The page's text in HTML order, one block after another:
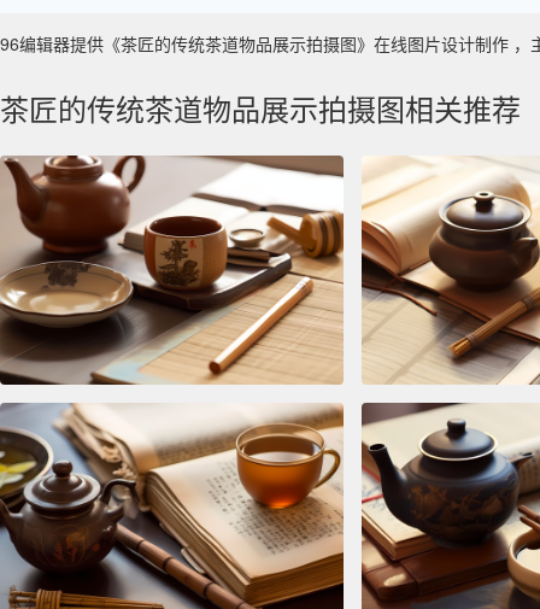
96编辑器提供《茶匠的传统茶道物品展示拍摄图》在线图片设计制作
茶匠的传统茶道物品展示拍摄图相关推荐